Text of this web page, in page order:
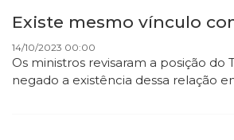
Existe mesmo vínculo
14/10/2023 00:00
Os ministros revisaram a posição do
negado a existência dessa relação